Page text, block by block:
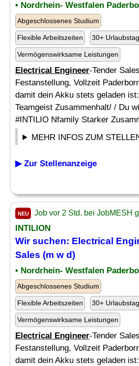
• Nordrhein- Westfalen
Abgeschlossenes Studium
Flexible Arbeitszeiten 30+
Vermögenswirksame Leistungen
Electrical Engineer-Tender
Festanstellung, Vollzeit
damit dein Akku stets geladen
Teamgeist Zusammenhalt/ / Du
#INTILIO Nfamily Starker
MEHR INFOS ZUM
▶ Zur Stellenanzeige
NEU Job vor 2 Std. bei JobMESH
INTILION
Wir suchen: Electrical
Sales (m w d)
• Nordrhein- Westfalen
Abgeschlossenes Studium
Flexible Arbeitszeiten 30+
Vermögenswirksame Leistungen
Electrical Engineer-Tender
Festanstellung, Vollzeit
damit dein Akku stets geladen